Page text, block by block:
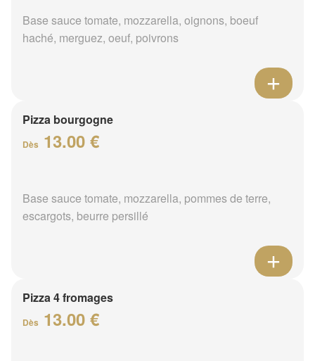
Base sauce tomate, mozzarella, oignons, boeuf
haché, merguez, oeuf, poivrons
Pizza bourgogne
Dès 13.00 €
Base sauce tomate, mozzarella, pommes de terre,
escargots, beurre persillé
Pizza 4 fromages
Dès 13.00 €